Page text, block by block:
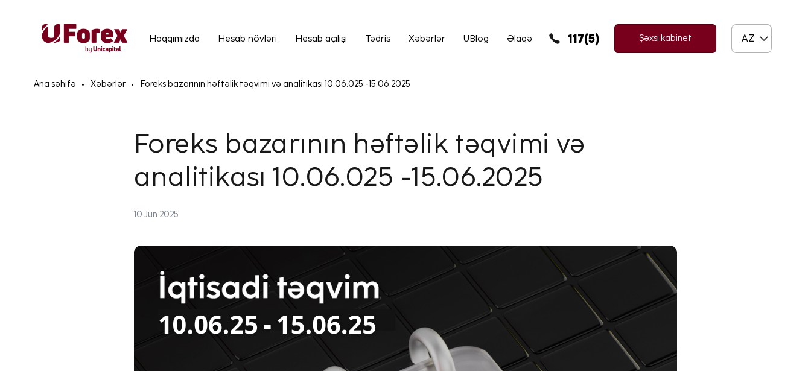
Haqqımızda Hesab növləri Hesab açılışı Tədris Xəbərlər UBlog Əlaqə 117(5) Şəxsi kabinet AZ
Ana səhifə Xəbərlər Foreks bazarının həftəlik təqvimi və analitikası 10.06.025 -15.06.2025
Foreks bazarının həftəlik təqvimi və
analitikası 10.06.025 -15.06.2025
10 Jun 2025